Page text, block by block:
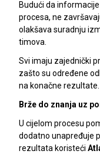
Budući da
procesa, ne
olakšava suradnju
timova.
Svi imaju zajednički
zašto su određene
na konačne rezultate.
Brže do znanja uz
U cijelom procesu
dodatno unapređuje
rezultata koristeći